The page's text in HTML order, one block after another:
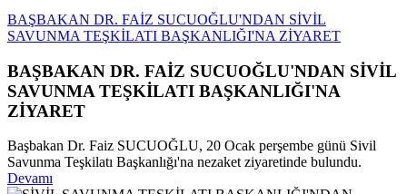
BAŞBAKAN DR. FAİZ SUCUOĞLU'NDAN SİVİL
SAVUNMA TEŞKİLATI BAŞKANLIĞI'NA ZİYARET
BAŞBAKAN DR. FAİZ SUCUOĞLU'NDAN SİVİL
SAVUNMA TEŞKİLATI BAŞKANLIĞI'NA
ZİYARET
Başbakan Dr. Faiz SUCUOĞLU, 20 Ocak perşembe günü Sivil
Savunma Teşkilatı Başkanlığı'na nezaket ziyaretinde bulundu.
Devamı